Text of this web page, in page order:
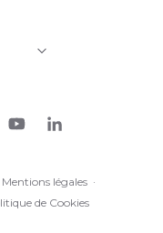
Mentions légales ·
de Cookies